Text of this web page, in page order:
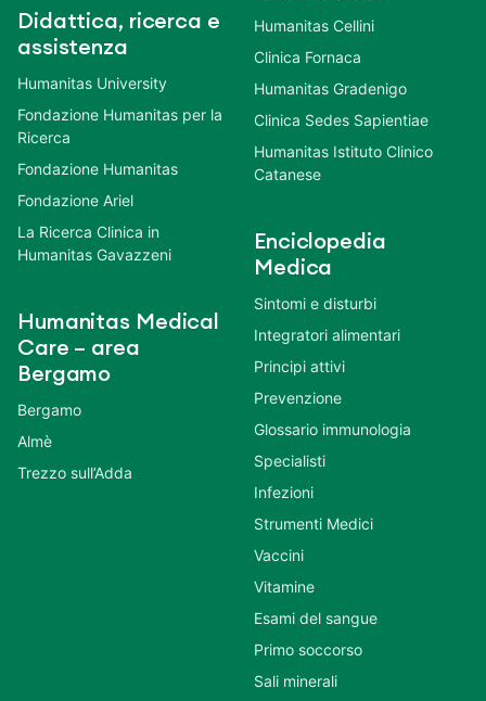
Didattica, ricerca e
assistenza
Humanitas University
Fondazione Humanitas per la
Ricerca
Fondazione Humanitas
Fondazione Ariel
La Ricerca Clinica in
Humanitas Gavazzeni
Humanitas Medical
Care – area
Bergamo
Bergamo
Almè
Trezzo sull’Adda
Humanitas Cellini
Clinica Fornaca
Humanitas Gradenigo
Clinica Sedes Sapientiae
Humanitas Istituto Clinico
Catanese
Enciclopedia
Medica
Sintomi e disturbi
Integratori alimentari
Principi attivi
Prevenzione
Glossario immunologia
Specialisti
Infezioni
Strumenti Medici
Vaccini
Vitamine
Esami del sangue
Primo soccorso
Sali minerali